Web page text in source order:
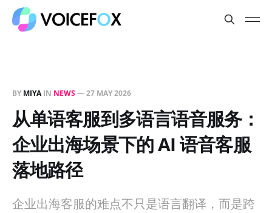
BY MIYAIN NEWS—27 MAY 2026
从单语客服到多语言语音服务：
企业出海场景下的 AI 语音客服
落地路径
企业出海客服的难点不只是语言翻译，而是跨